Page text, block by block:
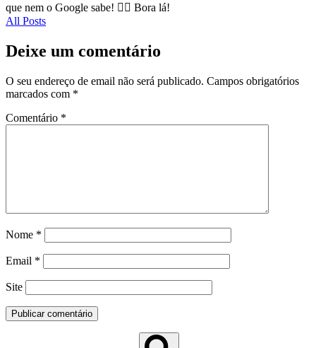
que nem o Google sabe! 🕵️‍♂️ Bora lá!
All Posts
Deixe um comentário
O seu endereço de email não será publicado. Campos obrigatórios
marcados com *
Comentário *
Nome *
Email *
Site